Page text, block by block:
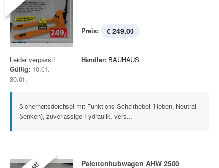
Preis: € 249,00
Leider verpasst!
Gültig: 10.01. -
30.01.
Händler: BAUHAUS
Sicherheitsdeichsel mit Funktions-Schalthebel (Heben, Neutral,
Senken), zuverlässige Hydraulik, vers...
Palettenhubwagen AHW 2500